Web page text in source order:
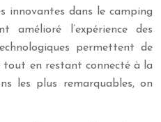
innovantes dans le camping
amélioré l’expérience des
permettent de
en restant connecté à la
les plus remarquables, on